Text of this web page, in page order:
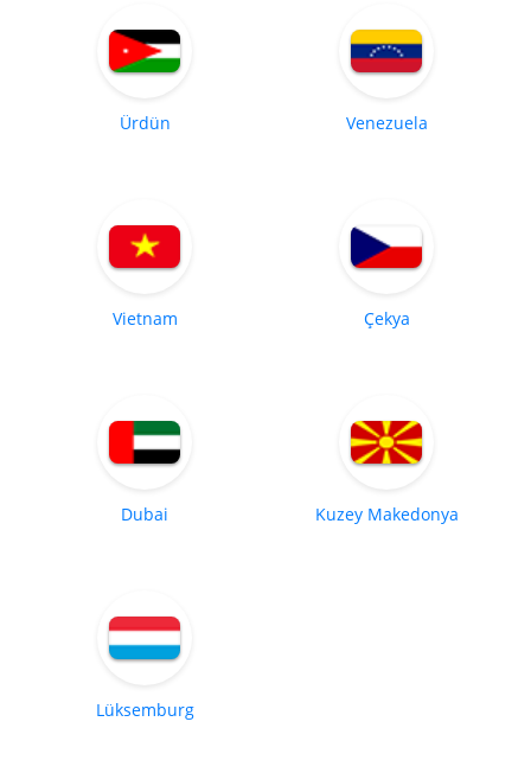
Ürdün Venezuela
Vietnam Çekya
Dubai Kuzey Makedonya
Lüksemburg